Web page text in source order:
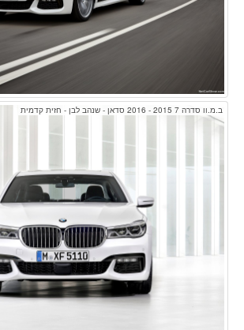
ב.מ.וו סדרה 7 2015 - 2016 סדאן - שנהב לבן - חזית קדמית